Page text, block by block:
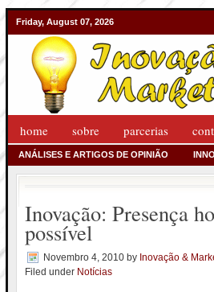
Friday, August 07, 2026
home sobre parcerias
ANÁLISES E ARTIGOS DE OPINIÃO
Inovação: Presença
possível
Novembro 4, 2010 by Inovação &
Filed under Notícias